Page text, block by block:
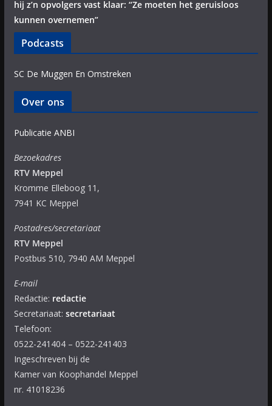
hij z’n opvolgers vast klaar: “Ze moeten het geruisloos
kunnen overnemen”
Podcasts
SC De Muggen En Omstreken
Over ons
Publicatie ANBI
Bezoekadres
RTV Meppel
Kromme Elleboog 11,
7941 KC Meppel
Postadres/secretariaat
RTV Meppel
Postbus 510, 7940 AM Meppel
E-mail
Redactie: redactie
Secretariaat: secretariaat
Telefoon:
0522-241404 – 0522-241403
Ingeschreven bij de
Kamer van Koophandel Meppel
nr. 41018236